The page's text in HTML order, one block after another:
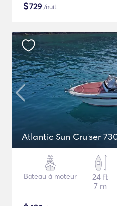
$729 /nuit
Atlantic Sun Cruiser
Bateau à moteur
24 ft
7 m